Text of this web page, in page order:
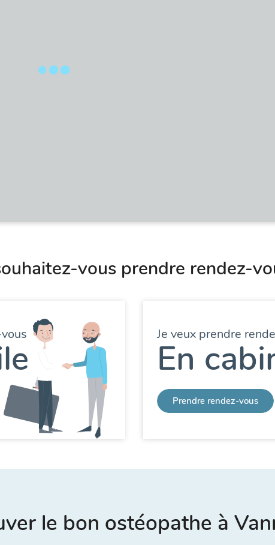
vous prendre rendez-
Je veux prendre
En
Prendre rendez-vous
le bon ostéopathe à